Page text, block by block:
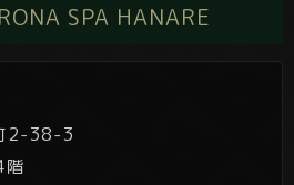
SPA HANARE
2-38-3